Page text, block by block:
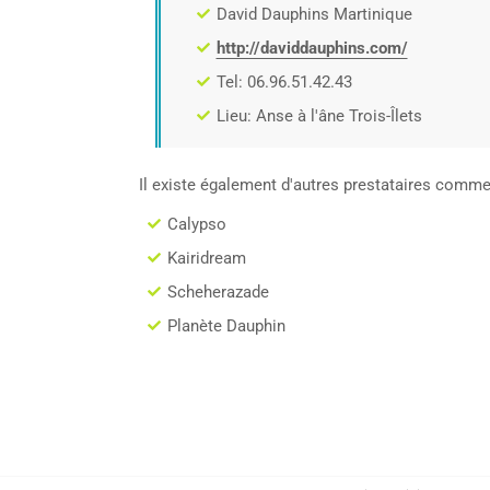
David Dauphins Martinique
http://daviddauphins.com/
Tel: 06.96.51.42.43
Lieu: Anse à l'âne Trois-Îlets
Il existe également d'autres prestataires
Calypso
Kairidream
Scheherazade
Planète Dauphin